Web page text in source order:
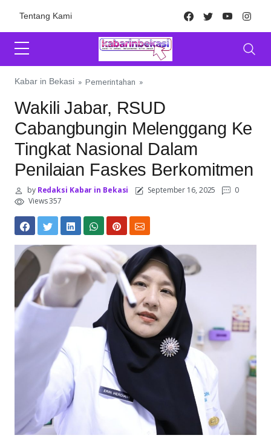
Tentang Kami Facebook
TwitterYoutube
Kabar in Bekasi » Pemerintahan »
Wakili Jabar, RSUD
Cabangbungin Melenggang Ke
Tingkat Nasional Dalam
Penilaian Faskes Berkomitmen
byRedaksi Kabar in Bekasi September 16, 2025
0
Views 357